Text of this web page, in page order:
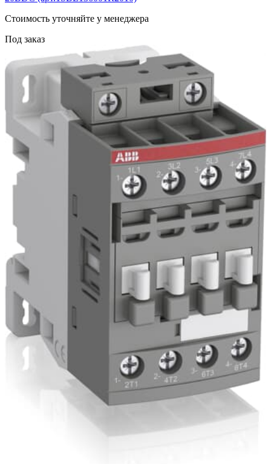
Cтоимость уточняйте у менеджера
Под заказ